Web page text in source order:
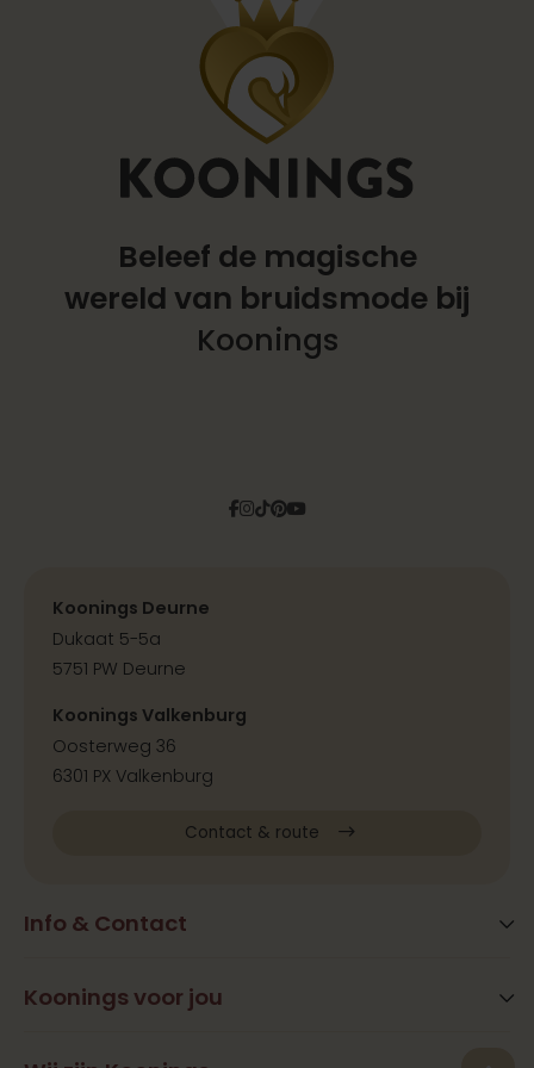
Beleef de magische
wereld van bruidsmode bij
Koonings
Facebook
Instagram
Tiktok
Pinterest
YouTube
Info & Contact
FAQ
Koonings voor jou
Koonings Deurne
Dukaat 5-5a
5751 PW Deurne
Koonings Valkenburg
Oosterweg 36
6301 PX Valkenburg
Contact & route